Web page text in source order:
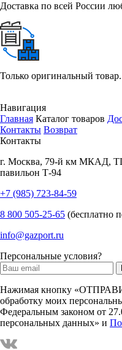
Доставка по всей России
Только оригинальный
Навигация
Главная Каталог товаров
Контакты Возврат
Контакты
г. Москва, 79-й км МКАД, ТЦ
павильон Т-94
+7 (985) 723-84-59
8 800 505-25-65 (бесплатно
info@gazport.ru
Персональные условия?
Нажимая кнопку
обработку моих
Федеральным законом от
персональных данных» и